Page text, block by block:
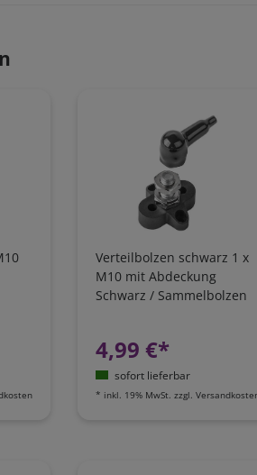
Verteilbolzen schwarz 1 x
M10 mit Abdeckung
Schwarz / Sammelbolzen
4,99 €*
sofort lieferbar
* inkl. 19% MwSt. zzgl.